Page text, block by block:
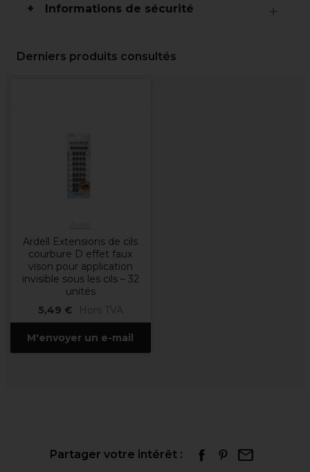
Informations de sécurité
Derniers produits consultés
Ardell Extensions de cils
courbure D effet faux
vison pour application
invisible sous les cils – 32
unités
5,49 €
Hors TVA
M'envoyer un e-mail
Partager votre intérêt :